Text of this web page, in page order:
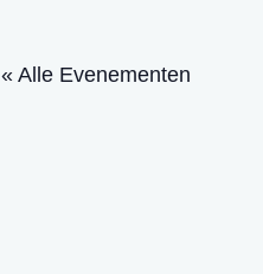
« Alle Evenementen